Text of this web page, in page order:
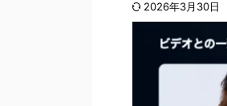
2026年3月30日